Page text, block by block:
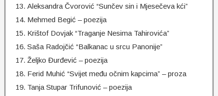
Aleksandra Čvorović “Sunčev sin i Mjesečeva kći”
Mehmed Begić – poezija
Krištof Dovjak “Traganje Nesima Tahirovića”
Saša Radojčić “Balkanac u srcu Panonije”
Željko Đurđević – poezija
Ferid Muhić “Svijet među očnim kapcima” – proza
Tanja Stupar Trifunović – poezija